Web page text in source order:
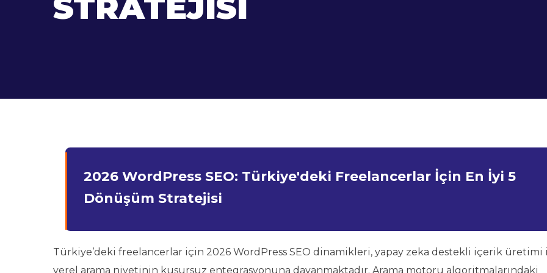
2026 WordPress SEO: Türkiye'deki Freelancerlar İçin En İyi 5
Dönüşüm Stratejisi
Türkiye’deki freelancerlar için 2026 WordPress SEO dinamikleri, yapay zeka destekli içerik üretimi
yerel arama niyetinin kusursuz entegrasyonuna dayanmaktadır. Arama motoru algoritmalarındaki